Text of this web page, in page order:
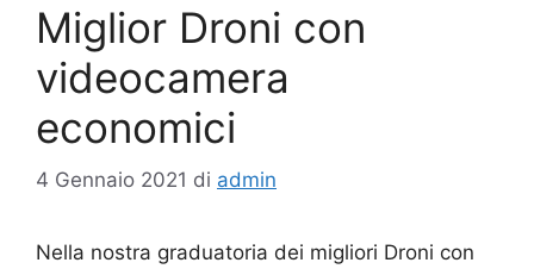
Miglior Droni con
videocamera
economici
4 Gennaio 2021 di admin
Nella nostra graduatoria dei migliori Droni con